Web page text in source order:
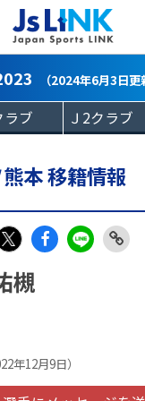
（2024年6月3日更
本 移籍情報
X槻
年12月9日）